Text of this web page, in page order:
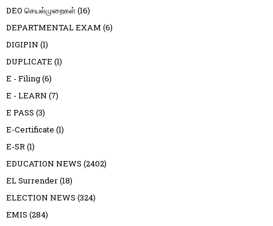
DEO செயல்முறைகள்(16)
DEPARTMENTAL EXAM (6)
DIGIPIN (1)
DUPLICATE (1)
E - Filing(6)
E - LEARN (7)
E PASS (3)
E-Certificate (1)
E-SR(1)
EDUCATION NEWS (2402)
EL Surrender(18)
ELECTION NEWS (324)
EMIS (284)